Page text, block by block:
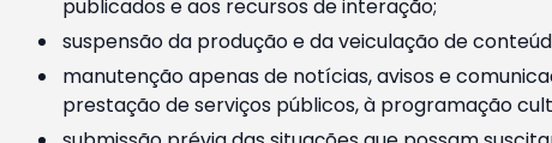
publicados e aos recursos de interação;
suspensão da produção e da veiculação de
manutenção apenas de notícias, avisos e
prestação de serviços públicos, à programação